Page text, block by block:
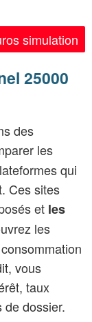
simulation
25000
des
les
qui
Ces sites
et les
les
vous
taux
de dossier.